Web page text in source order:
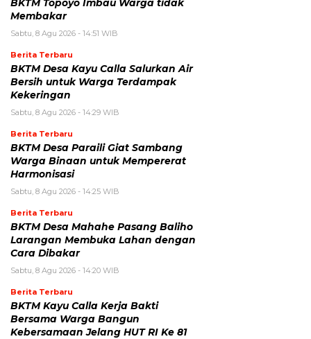
BKTM Topoyo Imbau Warga tidak
Membakar
Sabtu, 8 Agu 2026 - 14:51 WIB
Berita Terbaru
BKTM Desa Kayu Calla Salurkan Air
Bersih untuk Warga Terdampak
Kekeringan
Sabtu, 8 Agu 2026 - 14:29 WIB
Berita Terbaru
BKTM Desa Paraili Giat Sambang
Warga Binaan untuk Mempererat
Harmonisasi
Sabtu, 8 Agu 2026 - 14:25 WIB
Berita Terbaru
BKTM Desa Mahahe Pasang Baliho
Larangan Membuka Lahan dengan
Cara Dibakar
Sabtu, 8 Agu 2026 - 14:20 WIB
Berita Terbaru
BKTM Kayu Calla Kerja Bakti
Bersama Warga Bangun
Kebersamaan Jelang HUT RI Ke 81